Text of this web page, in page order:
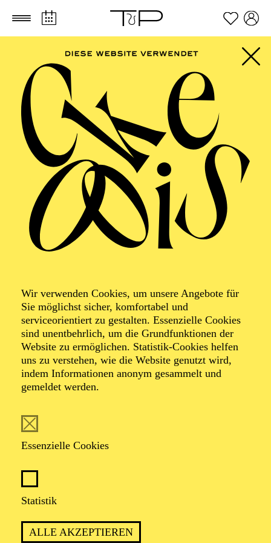
Zum Hauptinhalt springen Zum Footer springen
Wir verwenden Cookies, um unsere Angebote für
Sie möglichst sicher, komfortabel und
serviceorientiert zu gestalten. Essenzielle Cookies
sind unentbehrlich, um die Grundfunktionen der
Website zu ermöglichen. Statistik-Cookies helfen
uns zu verstehen, wie die Website genutzt wird,
indem Informationen anonym gesammelt und
gemeldet werden.
Essenzielle Cookies
Statistik
ALLE AKZEPTIEREN
Foto: Benne Ochs
Albrecht
Kludszuweit
Albrecht Kludszuweit wurde in Dresden ausgebildet
sowie später bei Viorica Lambrache in Kaiserslautern
und bei Ks. Uta Priew in Berlin. Nach ersten
Darmstadt ist er seit 2004 Ensemblemitglied am Aalto-